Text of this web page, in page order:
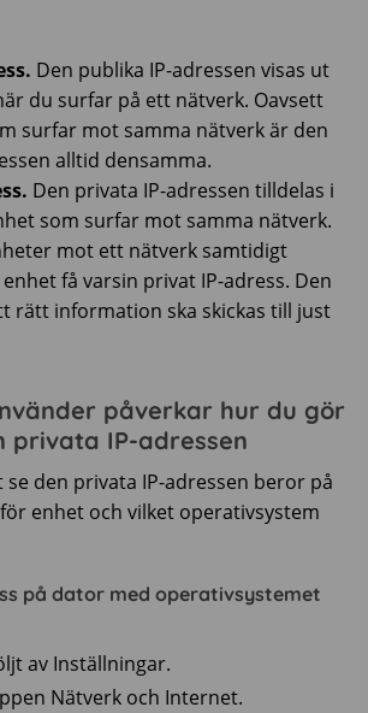
Den publika IP-adressen visas ut
du surfar på ett nätverk. Oavsett
surfar mot samma nätverk är den
alltid densamma.
Den privata IP-adressen tilldelas i
som surfar mot samma nätverk.
mot ett nätverk samtidigt
få varsin privat IP-adress. Den
rätt information ska skickas till just
påverkar hur du gör
privata IP-adressen
den privata IP-adressen beror på
enhet och vilket operativsystem
på dator med operativsystemet
av Inställningar.
Nätverk och Internet.